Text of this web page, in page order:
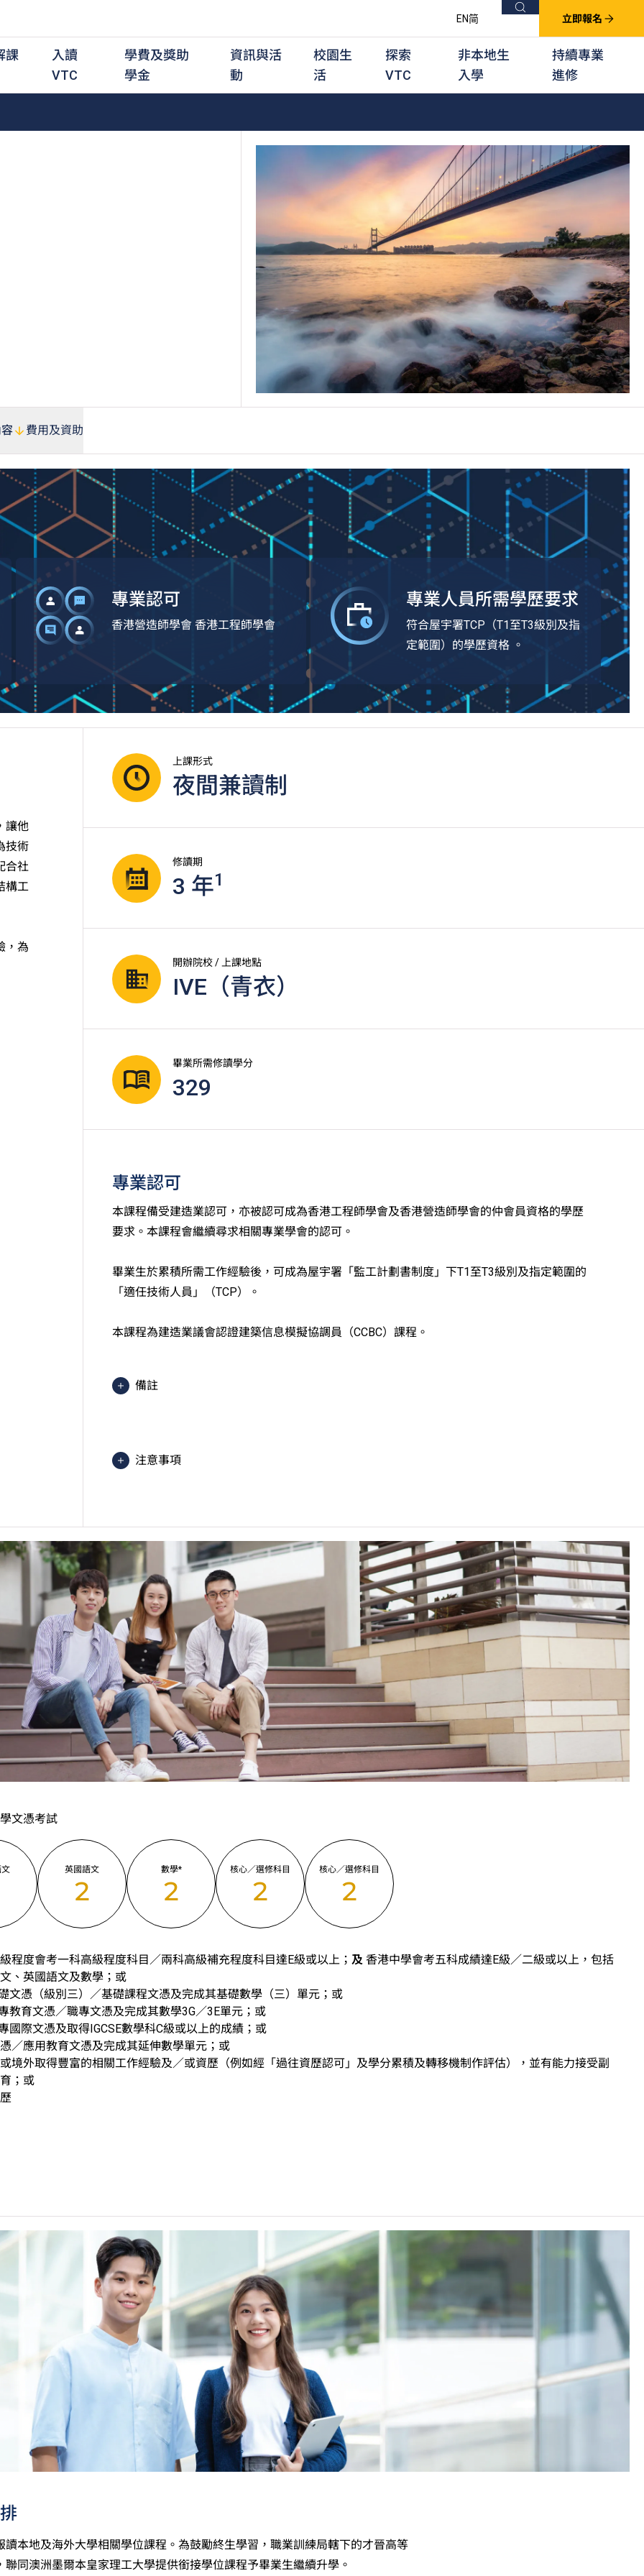
EN简 搜尋 立即報名
課
文憑
證書
其他課程
其他專業課程
專業考試及認可
學徒及其他訓練計劃
入讀
VTC
學費及獎助
學金
資訊與活
動
校園生
活
探索
VTC
非本地生
入學
持續專業
進修
費用及資助
專業認可
香港營造師學會 香港工程師學會
專業人員所需學歷要求
符合屋宇署TCP（T1至T3級別及指
定範圍）的學歷資格 。
讓他
技術
合社
構工
，為
上課形式
夜間兼讀制
修讀期
3 年1
開辦院校 / 上課地點
IVE（青衣）
畢業所需修讀學分
329
專業認可
本課程備受建造業認可，亦被認可成為香港工程師學會及香港營造師學會的仲會員資格的學歷
要求。本課程會繼續尋求相關專業學會的認可。
畢業生於累積所需工作經驗後，可成為屋宇署「監工計劃書制度」下T1至T3級別及指定範圍的
「適任技術人員」（TCP）。
本課程為建造業議會認證建築信息模擬協調員（CCBC）課程。
備註
注意事項
本課程為「Vplus專才進修資助」下的「Vplus工程專才」課程。有關資助計劃之詳情／查詢，請瀏覽
「Vplus工程專才」網站。
文憑考試
英國語文
2
數學*
2
核心／選修科目
2
核心／選修科目
2
程度會考一科高級程度科目／兩科高級補充程度科目達E級或以上； 及 香港中學會考五科成績達E級／二級或以上，包括
、英國語文及數學；或
文憑（級別三）／基礎課程文憑及完成其基礎數學（三）單元；或
教育文憑／職專文憑及完成其數學3G／3E單元；或
國際文憑及取得IGCSE數學科C級或以上的成績；或
／應用教育文憑及完成其延伸數學單元；或
境外取得豐富的相關工作經驗及／或資歷（例如經「過往資歷認可」及學分累積及轉移機制作評估），並有能力接受副
；或
的成績，於申請入學時會被視為等同香港中學文憑考試科目成績達「第二級」／「第三級」／「第四級」。
入學時只可計算一科其他語言科目（丙類科目）。2024年及以前之其他語言科目取得「D或E級」／「C級或以上」的成
申請入學時會被視為等同香港中學文憑考試科目成績達「第二級」／「第三級」。 2025年或以後之法語／德語／西班牙
能力水平達A2或以上、日語達N3或以上 及 韓語達TOPIK II, 3級或以上，均被接受為一般入學條件中的五科之一。2026年
爾都語成績達E級或以上亦會被接受。詳情請按此處。
學文憑考試公民與社會發展科取得「達標」的成績，於申請入學時會被視為等同香港中學文憑考試科目成績達「第二
香港中學文憑考試的其中一科為公民與社會發展科，一般入學條件為在該科取得「達標」成績，以及在其他四個香港中學
試科目（包括中國語文和英國語文）取得第二級或以上成績。另外，數學科延伸部分（單元一或單元二）第二級或以上成
接受為一般入學條件中的五科之一。如申請人同時持有單元一及單元二成績，於申請入學時只計算成績較佳的一個單元。
年或以前應考香港中學會考英國語文，成績必須達E級或以上（課程乙）／C級或以上（課程甲）。
持中專教育文憑／職專文憑（於2017/18學年或以前入讀的學生須完成指定升學單元）的畢業生。
專國際文憑課程的學生，可按其BTEC及IGCSE成績，選擇繼續於職業訓練局升讀高級文憑課程。
所遞交的工作經驗及／或資歷，會經有關學系作個別評核。
讀本地及海外大學相關學位課程。為鼓勵終生學習，職業訓練局轄下的才晉高等
聯同澳洲墨爾本皇家理工大學提供銜接學位課程予畢業生繼續升學。